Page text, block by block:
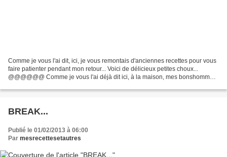
Comme je vous l'ai dit, ici, je vous remontais d'anciennes recettes pour vous
faire patienter pendant mon retour... Voici de délicieux petites choux...
@@@@@@ Comme je vous l'ai déjà dit ici, à la maison, mes bonshommes
BREAK...
Publié le 01/02/2013 à 06:00
Par mesrecettesetautres